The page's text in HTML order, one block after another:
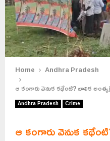
Home
Andhra Pradesh
ఆ కంగారు వెనుక కథేంటి? బాలిక
Andhra Pradesh Crime
ఆ కంగారు వెనుక